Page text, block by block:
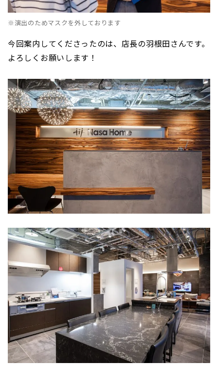
※演出のためマスクを外しております
今回案内してくださったのは、店長の羽根田さんです。
よろしくお願いします！